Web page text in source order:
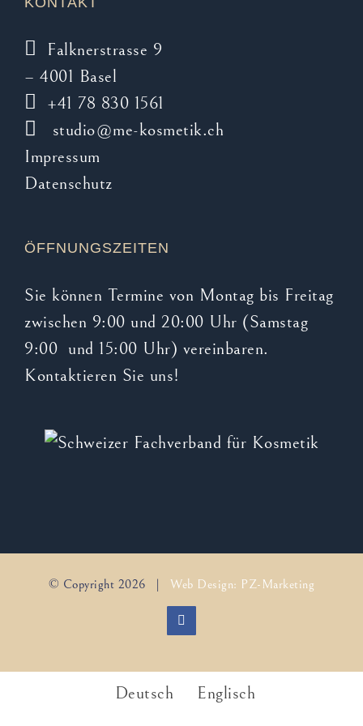
der
gewählt
werden
Falknerstrasse 9
– 4001 Basel
+41 78 830 1561
studio@me-kosmetik.ch
Impressum
Datenschutz
ÖFFNUNGSZEITEN
Sie können Termine von Montag bis Freitag
zwischen 9:00 und 20:00 Uhr (Samstag
9:00 und 15:00 Uhr) vereinbaren.
Kontaktieren Sie uns!
© Copyright 2026 | Web Design: PZ-Marketing
Facebook
Deutsch Englisch